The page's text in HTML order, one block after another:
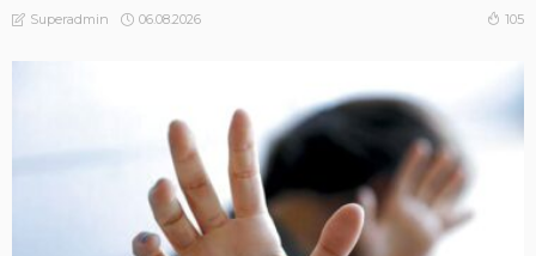
Superadmin 06.08.2026 105